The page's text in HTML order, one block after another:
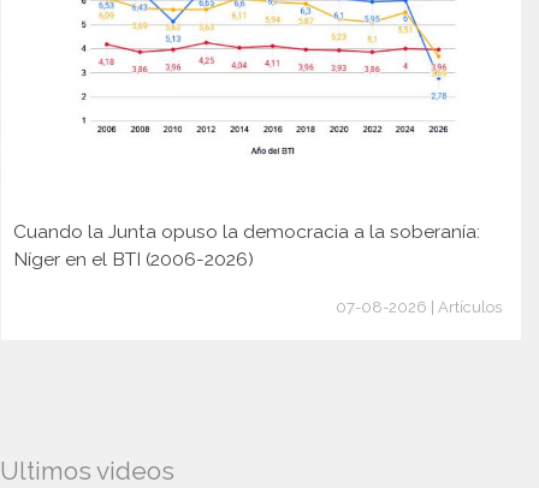
Cuando la Junta opuso la democracia a la soberanía:
Níger en el BTI (2006-2026)
07-08-2026 | Artículos
Ultimos videos